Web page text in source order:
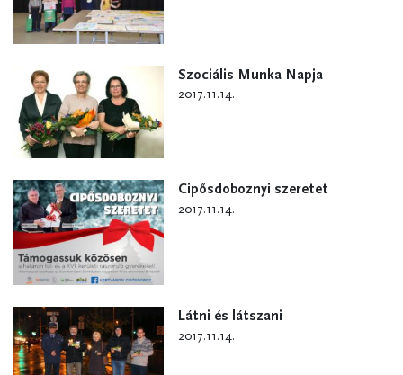
Szociális Munka Napja
2017.11.14.
Cipősdoboznyi szeretet
2017.11.14.
Látni és látszani
2017.11.14.